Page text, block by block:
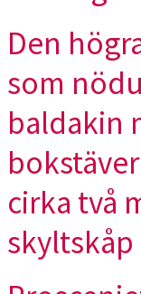
Den
som
baldakin
cirka två